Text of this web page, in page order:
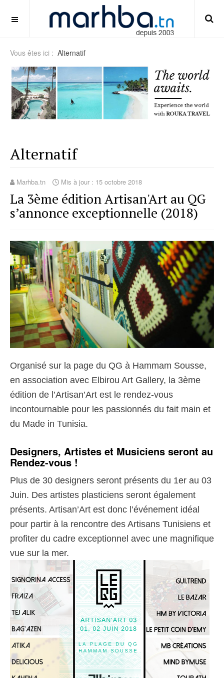
panduan-membaca-syarat-turnover-bonus
OFF CANVAS
Vous êtes ici : Alternatif
Alternatif
Marhba.tn Mis à jour : 15 octobre 2018
La 3ème édition Artisan'Art au QG
s’annonce exceptionnelle (2018)
Organisé sur la page du QG à Hammam Sousse,
en association avec Elbirou Art Gallery, la 3ème
édition de l’Artisan’Art est le rendez-vous
incontournable pour les passionnés du fait main et
du Made in Tunisia.
Designers, Artistes et Musiciens seront au
Rendez-vous !
Plus de 30 designers seront présents du 1er au 03
Juin. Des artistes plasticiens seront également
présents. Artisan’Art est donc l’événement idéal
pour partir à la rencontre des Artisans Tunisiens et
profiter du cadre exceptionnel avec une magnifique
vue sur la mer.